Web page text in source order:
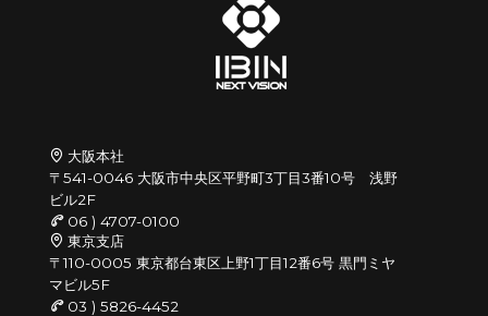
大阪本社
〒541-0046 大阪市中央区平野町3丁目3番10号 浅野
ビル2F
06 ) 4707-0100
東京支店
〒110-0005 東京都台東区上野1丁目12番6号 黒門ミヤ
マビル5F
03 ) 5826-4452